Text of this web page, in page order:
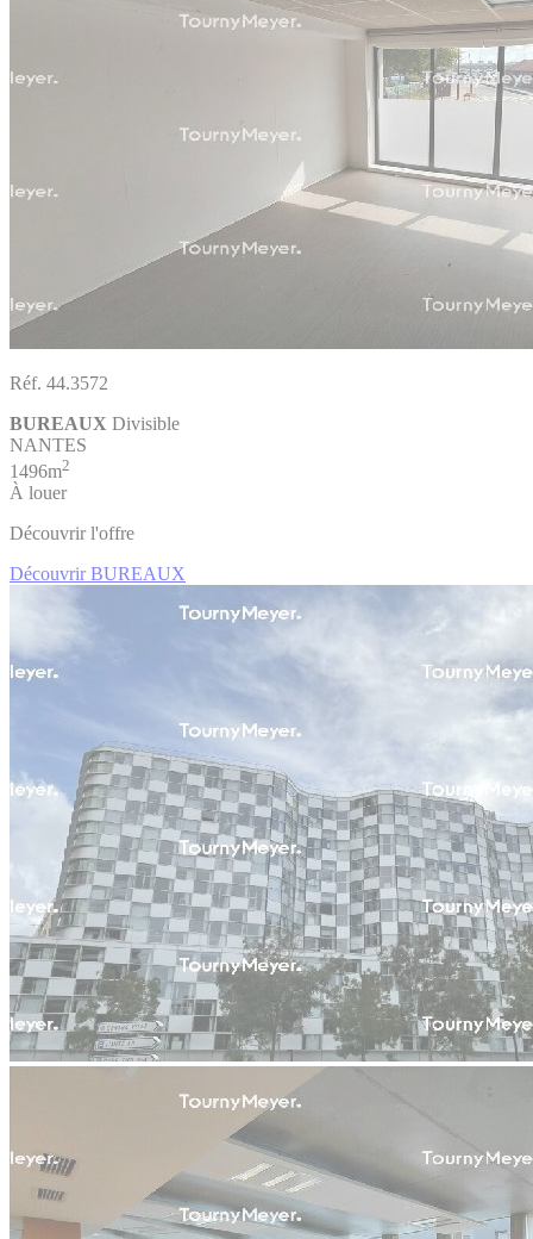
Réf. 44.3572
BUREAUX Divisible
NANTES
1496m2
À louer
Découvrir l'offre
Découvrir BUREAUX